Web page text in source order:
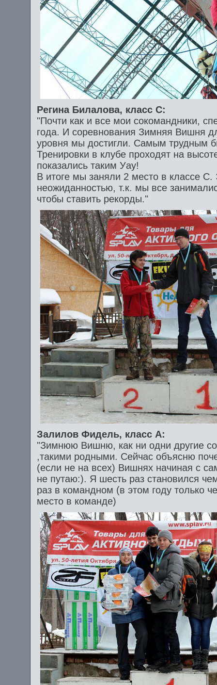
Регина Билалова, класс C:
"Почти как и все мои сокомандники,
года. И соревнования Зимняя Вишня
уровня мы достигли. Самым трудным
Тренировки в клубе проходят на
показались таким Уау!
В итоге мы заняли 2 место в классе
неожиданностью, т.к. мы все
чтобы ставить рекорды."
Залилов Фидель, класс A:
"Зимнюю Вишню, как ни одни другие
,такими родными. Сейчас объясню
(если не на всех) Вишнях начиная с
не путаю:). Я шесть раз становился
раз в командном (в этом году только
место в команде)